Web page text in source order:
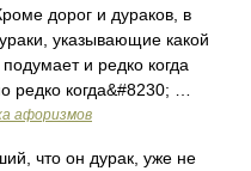
дорог и дураков, в
указывающие какой
и редко когда
редко когда&#8230; …
афоризмов
что он дурак, уже не